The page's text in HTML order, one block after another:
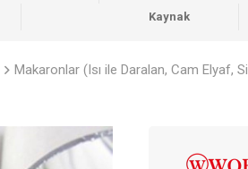
Kaynak
Makaronlar (Isı ile Daralan, Cam Elyaf,